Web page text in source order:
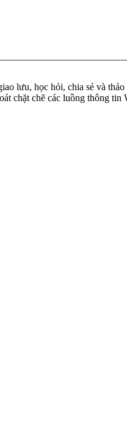
lưu, học hỏi, chia sẻ và
chặt chẽ các luồng thông tin